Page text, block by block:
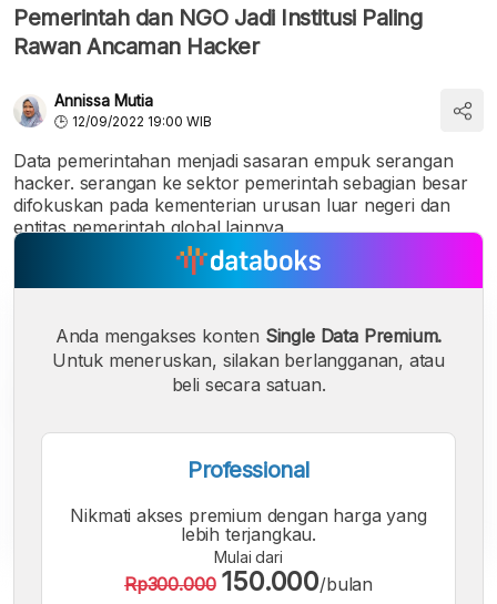
Pemerintah dan NGO Jadi Institusi Paling
Rawan Ancaman Hacker
Annissa Mutia
12/09/2022 19:00 WIB
Data pemerintahan menjadi sasaran empuk serangan
hacker. serangan ke sektor pemerintah sebagian besar
difokuskan pada kementerian urusan luar negeri dan
entitas pemerintah global lainnya.
A A A
Anda mengakses konten Single Data Premium.
Untuk meneruskan, silakan berlangganan, atau
beli secara satuan.
Professional
Nikmati akses premium dengan harga yang
lebih terjangkau.
Mulai dari
Rp300.000 150.000/bulan